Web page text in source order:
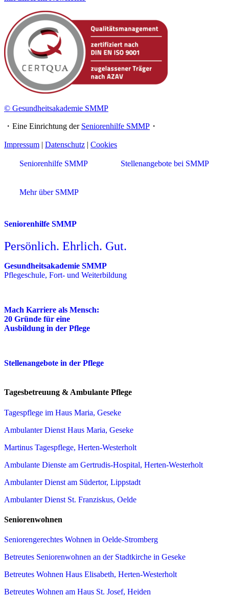
© Gesundheitsakademie SMMP
・Eine Einrichtung der Seniorenhilfe SMMP ・
Impressum | Datenschutz | Cookies
Seniorenhilfe SMMP Stellenangebote bei SMMP
Mehr über SMMP
Seniorenhilfe SMMP
Persönlich. Ehrlich. Gut.
Gesundheitsakademie SMMP
Pflegeschule, Fort- und Weiterbildung
Mach Karriere als Mensch:
20 Gründe für eine
Ausbildung in der Pflege
Stellenangebote in der Pflege
Tagesbetreuung & Ambulante Pflege
Tagespflege im Haus Maria, Geseke
Ambulanter Dienst Haus Maria, Geseke
Martinus Tagespflege, Herten-Westerholt
Ambulante Dienste am Gertrudis-Hospital, Herten-Westerholt
Ambulanter Dienst am Südertor, Lippstadt
Ambulanter Dienst St. Franziskus, Oelde
Seniorenwohnen
Seniorengerechtes Wohnen in Oelde-Stromberg
Betreutes Seniorenwohnen an der Stadtkirche in Geseke
Betreutes Wohnen Haus Elisabeth, Herten-Westerholt
Betreutes Wohnen am Haus St. Josef, Heiden